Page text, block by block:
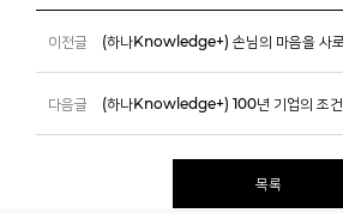
이전글
다음글 (하나Knowledge+) 100년 기업의 조건
목록